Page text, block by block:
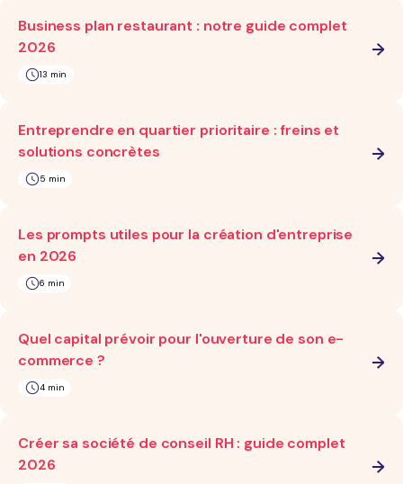
Business plan restaurant : notre guide complet
2026
13 min
Entreprendre en quartier prioritaire : freins et
solutions concrètes
5 min
Les prompts utiles pour la création d'entreprise
en 2026
6 min
Quel capital prévoir pour l'ouverture de son e-
commerce ?
4 min
Créer sa société de conseil RH : guide complet
2026